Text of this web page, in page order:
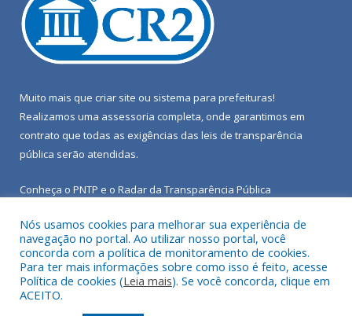
Muito mais que criar site ou sistema para prefeituras!
Realizamos uma assessoria completa, onde garantimos em
contrato que todas as exigências das leis de transparência
pública serão atendidas.
Conheça o PNTP e o Radar da Transparência Pública
Todos os direitos reservados a Câmara Municipal de Porto de
Moz.
Nós usamos cookies para melhorar sua experiência de
navegação no portal. Ao utilizar nosso portal, você
concorda com a política de monitoramento de cookies.
Para ter mais informações sobre como isso é feito, acesse
Política de cookies (Leia mais). Se você concorda, clique em
ACEITO.